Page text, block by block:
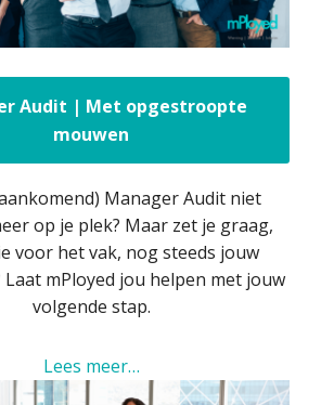
Audit | Met opgestroopte
mouwen
Manager Audit niet
op je plek? Maar zet je graag,
voor het vak, nog steeds jouw
mPloyed jou helpen met jouw
volgende stap.
Lees meer…